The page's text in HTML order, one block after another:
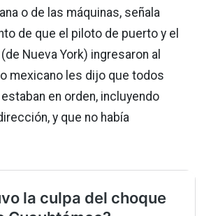
o de las máquinas, señala
de que el piloto de puerto y el
Nueva York) ingresaron al
mexicano les dijo que todos
en orden, incluyendo
y que no había